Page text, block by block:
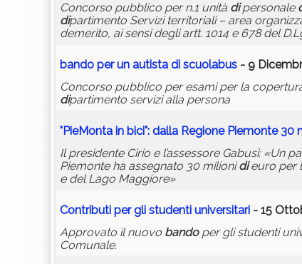
Concorso pubblico per n.1 unità dipersonale
dipartimento Servizi territoriali – area
demerito, ai sensi degli artt. 1014 e 678 del
bando per un autista di scuolabus - 9
Concorso pubblico per esami per la
dipartimento servizi alla persona
"PieMonta in bici": dalla Regione Piemonte 30
Il presidente Cirio e l’assessore Gabusi: «Un
Piemonte ha assegnato 30 milionidieuro per
e del Lago Maggiore»
Contributi per gli studenti universitari - 15
Approvato il nuovo bandoper gli studenti
Comunale.